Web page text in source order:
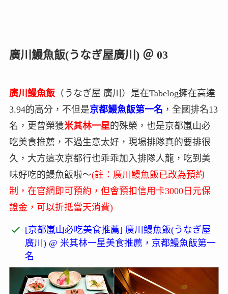
廣川鰻魚飯(うなぎ屋廣川) ＠ 03
廣川鰻魚飯（うなぎ屋 廣川）是在Tabelog擁在高達
3.94的高分，不但是京都鰻魚飯第一名 ，全國排名13
名，更曾榮獲米其林一星的殊榮，也是京都嵐山必
吃美食推薦，不過生意太好，現場排隊真的要排很
久，大方這次京都行也乖乖加入排隊人龍，吃到美
味好吃的鰻魚飯啦～(註：廣川鰻魚飯已改為預約
制，在官網即可預約，但會預扣信用卡3000日元保
證金，可以折抵當天消費)
[京都嵐山必吃美食推薦] 廣川鰻魚飯(うなぎ屋
廣川) @ 米其林一星美食推薦，京都鰻魚飯第一
名